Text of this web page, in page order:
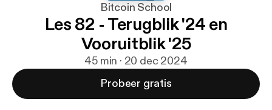
Bitcoin School
Les 82 - Terugblik '24 en
Vooruitblik '25
45 min · 20 dec 2024
Probeer gratis